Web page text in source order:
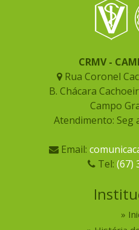
CRMV -
Rua Coronel
B. Chácara
Campo
Atendimento: Seg
Email:
Tel: (67)